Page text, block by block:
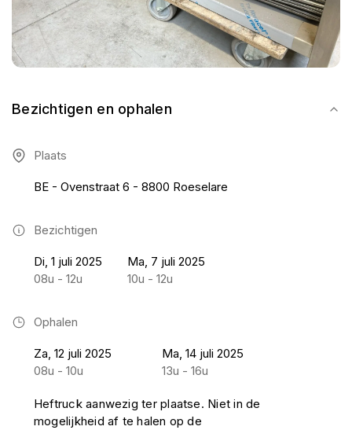
Bezichtigen en ophalen
Plaats
BE - Ovenstraat 6 - 8800 Roeselare
Bezichtigen
Di, 1 juli 2025
08u - 12u
Ma, 7 juli 2025
10u - 12u
Ophalen
Za, 12 juli 2025
08u - 10u
Ma, 14 juli 2025
13u - 16u
Heftruck aanwezig ter plaatse. Niet in de
mogelijkheid af te halen op de